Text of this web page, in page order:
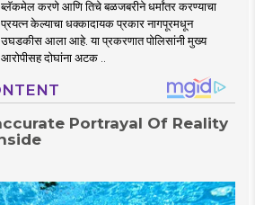
ब्लॅकमेल करणे आणि तिचे बळजबरीने धर्मांतर करण्याचा
प्रयत्न केल्याचा धक्कादायक प्रकार नागपूरमधून
उघडकीस आला आहे. या प्रकरणात पोलिसांनी मुख्य
आरोपीसह दोघांना अटक ..